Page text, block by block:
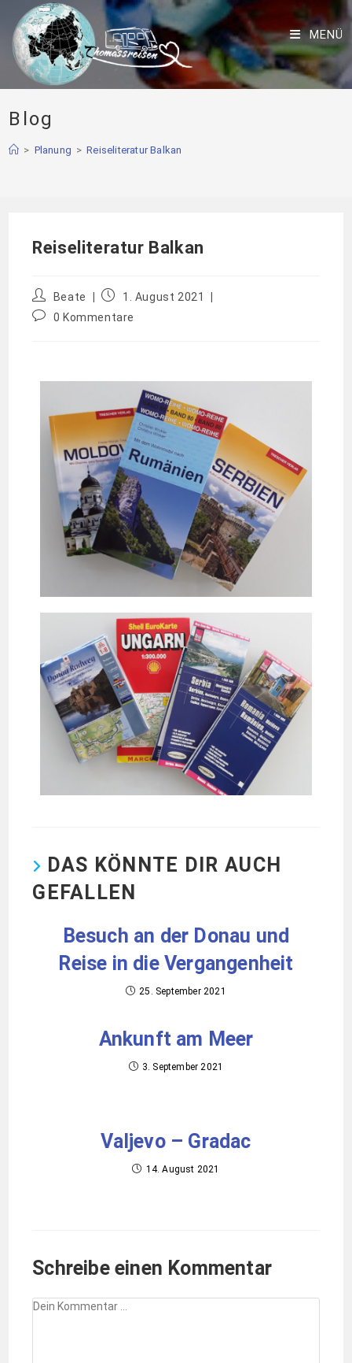
MENÜ
Blog
> Planung > Reiseliteratur Balkan
Reiseliteratur Balkan
Beate
1. August 2021
0 Kommentare
DAS KÖNNTE DIR AUCH
GEFALLEN
Besuch an der Donau und
Reise in die Vergangenheit
25. September 2021
Ankunft am Meer
3. September 2021
Valjevo – Gradac
14. August 2021
Schreibe einen Kommentar